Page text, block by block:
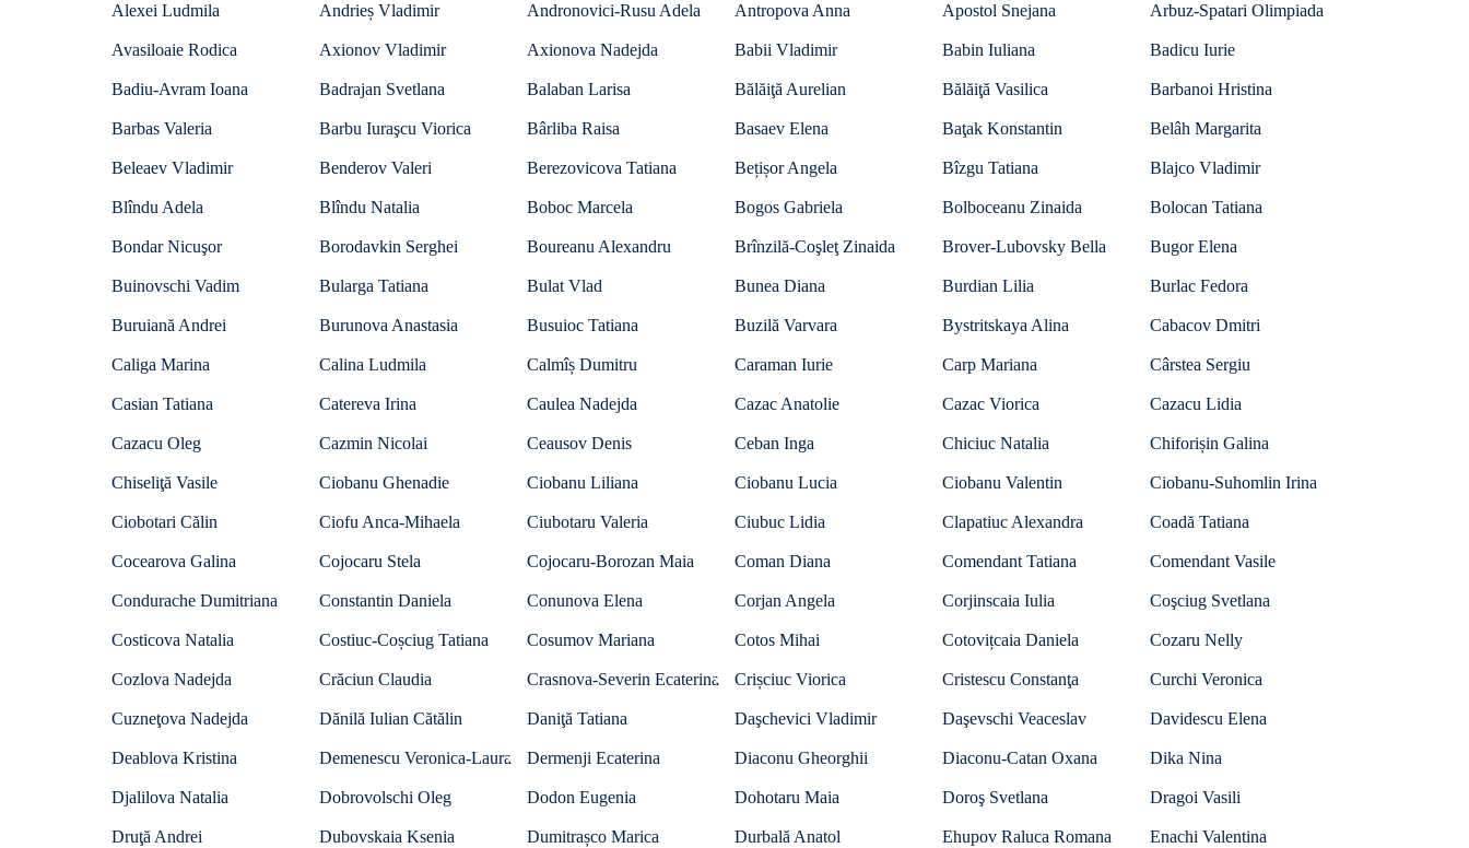
Alexei Ludmila Andrieș Vladimir Andronovici-Rusu Adela Antropova Anna Apostol Snejana Arbuz-Spatari Olimpiada
Avasiloaie Rodica Axionov Vladimir Axionova Nadejda Babii Vladimir Babin Iuliana Badicu Iurie
Badiu-Avram Ioana Badrajan Svetlana Balaban Larisa Bălăiţă Aurelian Bălăiţă Vasilica Barbanoi Hristina
Barbas Valeria Barbu Iuraşcu Viorica Bârliba Raisa Basaev Elena Baţak Konstantin Belâh Margarita
Beleaev Vladimir Benderov Valeri Berezovicova Tatiana Bețișor Angela Bîzgu Tatiana Blajco Vladimir
Blîndu Adela Blîndu Natalia Boboc Marcela Bogos Gabriela Bolboceanu Zinaida Bolocan Tatiana
Bondar Nicuşor Borodavkin Serghei Boureanu Alexandru Brînzilă-Coşleţ Zinaida Brover-Lubovsky Bella Bugor Elena
Buinovschi Vadim Bularga Tatiana Bulat Vlad Bunea Diana Burdian Lilia Burlac Fedora
Buruiană Andrei Burunova Anastasia Busuioc Tatiana Buzilă Varvara Bystritskaya Alina Cabacov Dmitri
Caliga Marina Calina Ludmila Calmîș Dumitru Caraman Iurie Carp Mariana Cârstea Sergiu
Casian Tatiana Catereva Irina Caulea Nadejda Cazac Anatolie Cazac Viorica Cazacu Lidia
Cazacu Oleg Cazmin Nicolai Ceausov Denis Ceban Inga Chiciuc Natalia Chiforișin Galina
Chiseliţă Vasile Ciobanu Ghenadie Ciobanu Liliana Ciobanu Lucia Ciobanu Valentin Ciobanu-Suhomlin Irina
Ciobotari Călin Ciofu Anca-Mihaela Ciubotaru Valeria Ciubuc Lidia Clapatiuc Alexandra Coadă Tatiana
Cocearova Galina Cojocaru Stela Cojocaru-Borozan Maia Coman Diana Comendant Tatiana Comendant Vasile
Condurache Dumitriana Constantin Daniela Conunova Elena Corjan Angela Corjinscaia Iulia Coşciug Svetlana
Costicova Natalia Costiuc-Coșciug Tatiana Cosumov Mariana Cotos Mihai Cotovițcaia Daniela Cozaru Nelly
Cozlova Nadejda Crăciun Claudia Crasnova-Severin Ecaterina Crișciuc Viorica Cristescu Constanţa Curchi Veronica
Cuzneţova Nadejda Dănilă Iulian Cătălin Daniţă Tatiana Daşchevici Vladimir Daşevschi Veaceslav Davidescu Elena
Deablova Kristina Demenescu Veronica-Laura Dermenji Ecaterina Diaconu Gheorghii Diaconu-Catan Oxana Dika Nina
Djalilova Natalia Dobrovolschi Oleg Dodon Eugenia Dohotaru Maia Doroş Svetlana Dragoi Vasili
Druţă Andrei Dubovskaia Ksenia Dumitrașco Marica Durbală Anatol
Ehupov Raluca Romana
Enachi Valentina